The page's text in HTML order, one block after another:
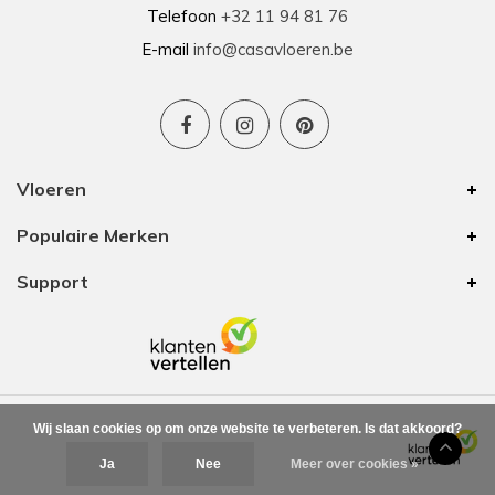
Telefoon +32 11 94 81 76
E-mail info@casavloeren.be
Vloeren
Populaire Merken
Support
Wij slaan cookies op om onze website te verbeteren. Is dat akkoord?
Ja Nee Meer over cookies »